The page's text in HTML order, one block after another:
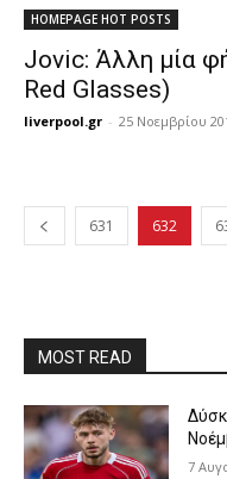
HOMEPAGE HOT POSTS
Jovic: Άλλη μία
Red Glasses)
liverpool.gr - 25 Νοεμβρίου
631 632
MOST READ
7